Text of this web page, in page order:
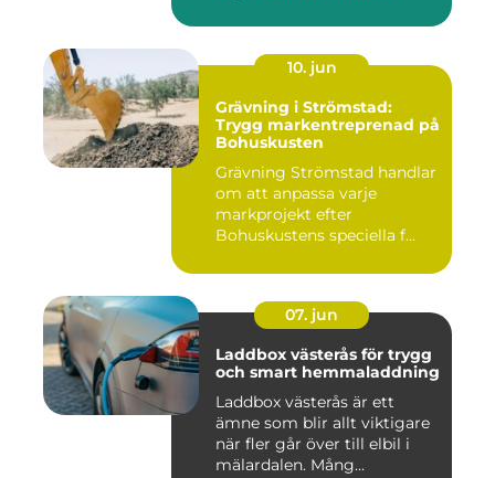
10. jun
Grävning i Strömstad:
Trygg markentreprenad på
Bohuskusten
Grävning Strömstad handlar
om att anpassa varje
markprojekt efter
Bohuskustens speciella f...
07. jun
Laddbox västerås för trygg
och smart hemmaladdning
Laddbox västerås är ett
ämne som blir allt viktigare
när fler går över till elbil i
mälardalen. Mång...